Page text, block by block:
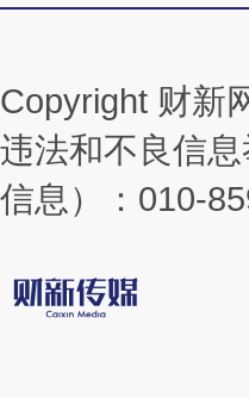
Copyright 财新
违法和不良信
信息）：010-